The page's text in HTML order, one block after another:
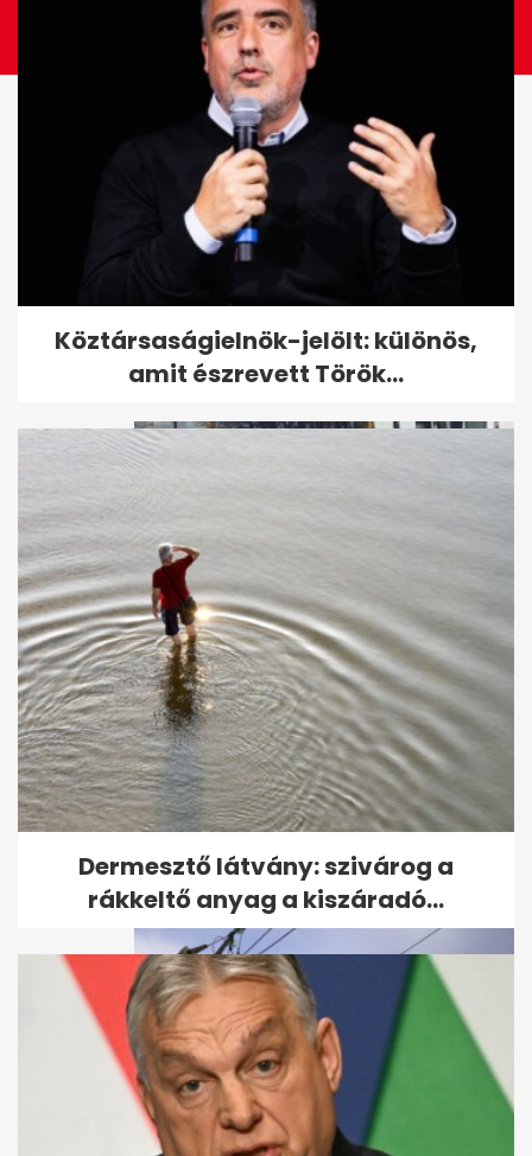
"El tudja hitetni, hogy aranyos,
kedves, szelíd állat" - egy...
Gyula, a Volánbusz sofőrje
mentette meg Lukréciát, a
kismacskát
Köztársaságielnök-jelölt: különös,
amit észrevett Török...
Dermesztő látvány: szivárog a
rákkeltő anyag a kiszáradó...